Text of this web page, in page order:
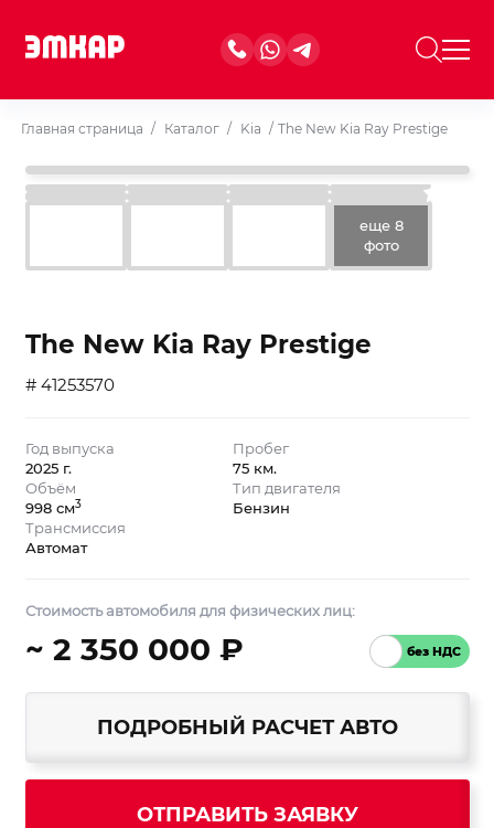
Главная страница / Каталог / Kia / The New Kia Ray Prestige
еще 8
фото
The New Kia Ray Prestige
# 41253570
Год выпуска
2025 г.
Пробег
75 км.
Объём
998 см3
Тип двигателя
Бензин
Трансмиссия
Автомат
Стоимость автомобиля для физических лиц:
~ 2 350 000 ₽
ПОДРОБНЫЙ РАСЧЕТ АВТО
ОТПРАВИТЬ ЗАЯВКУ